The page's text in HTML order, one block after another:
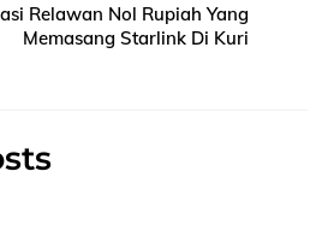
Relawan Nol Rupiah Yang
Memasang Starlink Di Kuri